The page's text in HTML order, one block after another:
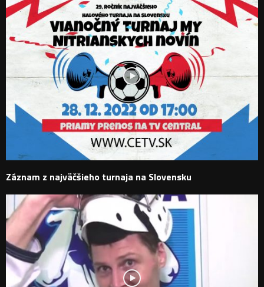
Záznam z najväčšieho turnaja na Slovensku